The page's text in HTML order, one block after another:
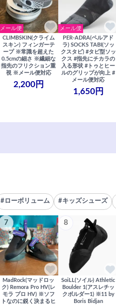
メール便
CLIMBSKIN(クライム
スキン) フィンガーテ
ープ ※常識を超えた
0.5cmの細さ ※繊細な
指先のフリクション重
視 ※メール便対応
2,200円
メール便
PER-ADRA(ペルアド
ラ) SOCKS TABI(ソッ
クスタビ) #タビ型ソッ
クス #指先にチカラの
入る形状 #トゥとヒー
ルのグリップが向上 #
メール便対応
1,650円
#ローボリューム #キッズシューズ
7
MadRock(マッドロッ
ク) Remora Pro HV(レ
モラ プロ HV) ※ソフ
トなのに鋭く決まるヒ
8
SoiLL(ソイル) Athletic
Boulder 1(アスレチッ
クボルダー1) ※11 by
Boris Bidjan